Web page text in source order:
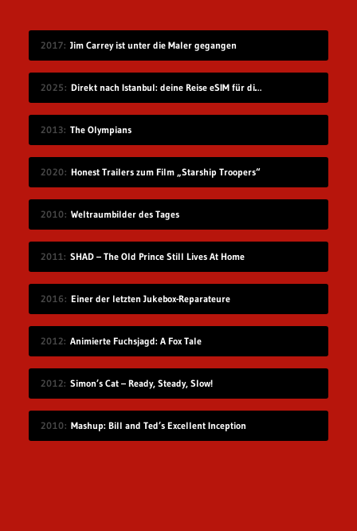
2017 Jim Carrey ist unter die Maler gegangen
2025 Direkt nach Istanbul: deine Reise eSIM für die Türkei
2013 The Olympians
2020 Honest Trailers zum Film „Starship Troopers“
2010 Weltraumbilder des Tages
2011 SHAD – The Old Prince Still Lives At Home
2016 Einer der letzten Jukebox-Reparateure
2012 Animierte Fuchsjagd: A Fox Tale
2012 Simon’s Cat – Ready, Steady, Slow!
2010 Mashup: Bill and Ted’s Excellent Inception